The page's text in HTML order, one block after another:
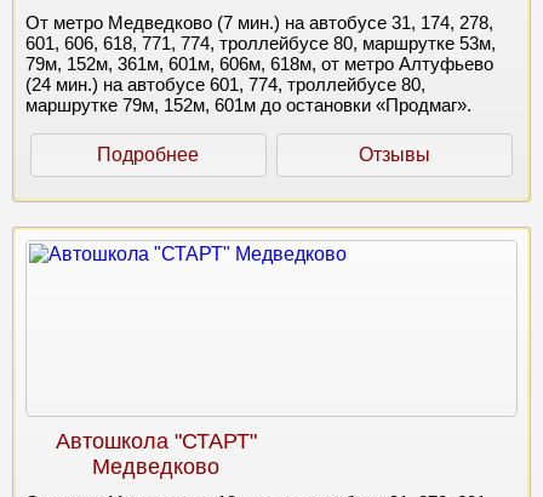
От метро Медведково (7 мин.) на автобусе 31, 174, 278,
601, 606, 618, 771, 774, троллейбусе 80, маршрутке 53м,
79м, 152м, 361м, 601м, 606м, 618м, от метро Алтуфьево
(24 мин.) на автобусе 601, 774, троллейбусе 80,
маршрутке 79м, 152м, 601м до остановки «Продмаг».
Подробнее Отзывы
Автошкола "СТАРТ"
Медведково